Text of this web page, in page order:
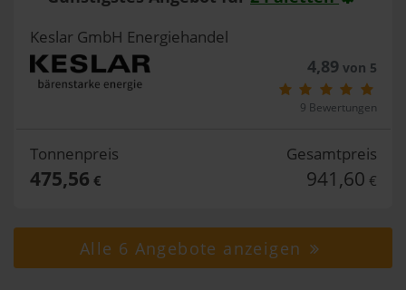
Keslar GmbH Energiehandel
4,89von 5
9 Bewertungen
Tonnenpreis
475,56 €
Gesamtpreis
941,60 €
Alle 6 Angebote anzeigen